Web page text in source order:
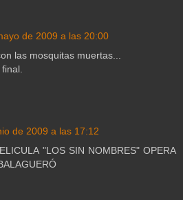
de 2009 a las 20:00
las mosquitas muertas...
de 2009 a las 17:12
"LOS SIN NOMBRES" OPERA